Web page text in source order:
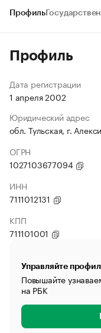
Профиль
Профиль
Дата регистрации
1 апреля 2002
Юридический адрес
обл. Тульская, г.
ОГРН
1027103677094
ИНН
7111012131
КПП
711101001
Управляйте
Повышайте
на РБК